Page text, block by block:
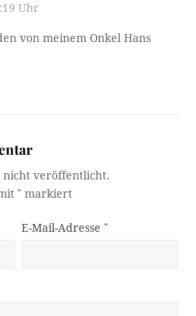
Uhr
von meinem Onkel Hans
nicht veröffentlicht.
* markiert
E-Mail-Adresse*